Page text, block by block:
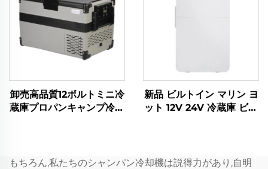
卸売高品質12ボルトミニ冷
蔵庫プロパンキャンプ冷蔵
新品 ビルトイン マリン ヨ
ット 12V 24V 冷蔵庫 ビル
庫
もちろん,私たちのシャンパン冷却機は説得力があり,自明